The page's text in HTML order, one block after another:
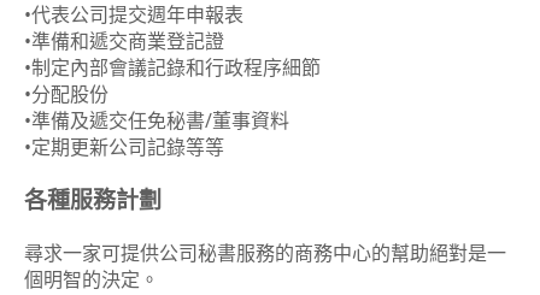
•代表公司提交週年申報表
•準備和遞交商業登記證
•制定內部會議記錄和行政程序細節
•分配股份
•準備及遞交任免秘書/董事資料
•定期更新公司記錄等等
各種服務計劃
尋求一家可提供公司秘書服務的商務中心的幫助絕對是一
個明智的決定。